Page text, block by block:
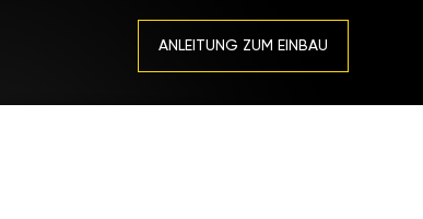
ANLEITUNG ZUM EINBAU